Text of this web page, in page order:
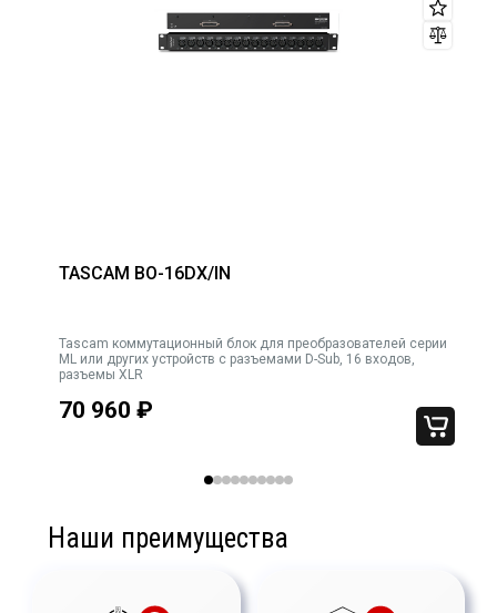
TASCAM BO-16DX/IN
Tascam коммутационный блок для преобразователей серии
ML или других устройств с разъемами D-Sub, 16 входов,
разъемы XLR
70 960 ₽
Наши преимущества